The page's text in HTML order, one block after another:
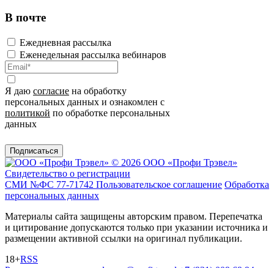
В почте
Ежедневная рассылка
Еженедельная рассылка вебинаров
Я даю согласие на обработку
персональных данных и ознакомлен с
политикой по обработке персональных
данных
Подписаться
© 2026 ООО «Профи Трэвeл»
Свидетельство о регистрации
СМИ №ФС 77-71742 Пользовательское соглашение Обработка
персональных данных
Материалы сайта защищены авторским правом. Перепечатка
и цитирование допускаются только при указании источника и
размещении активной ссылки на оригинал публикации.
18+RSS